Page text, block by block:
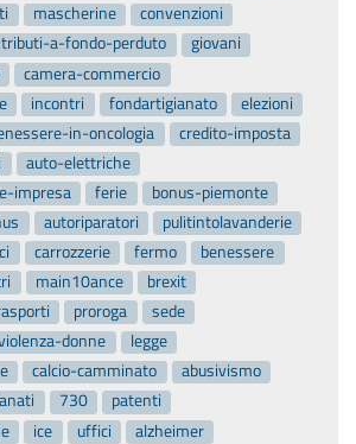
mascherine
convenzioni
a-fondo-perduto
giovani
camera-commercio
incontri fondartigianato
elezioni
in-oncologia
credito-imposta
auto-elettriche
impresa
ferie
bonus-piemonte
autoriparatori
pulitintolavanderie
carrozzerie fermo
benessere
main10ance
brexit
proroga
sede
donne
legge
calcio-camminato
abusivismo
730
patenti
ice uffici
alzheimer